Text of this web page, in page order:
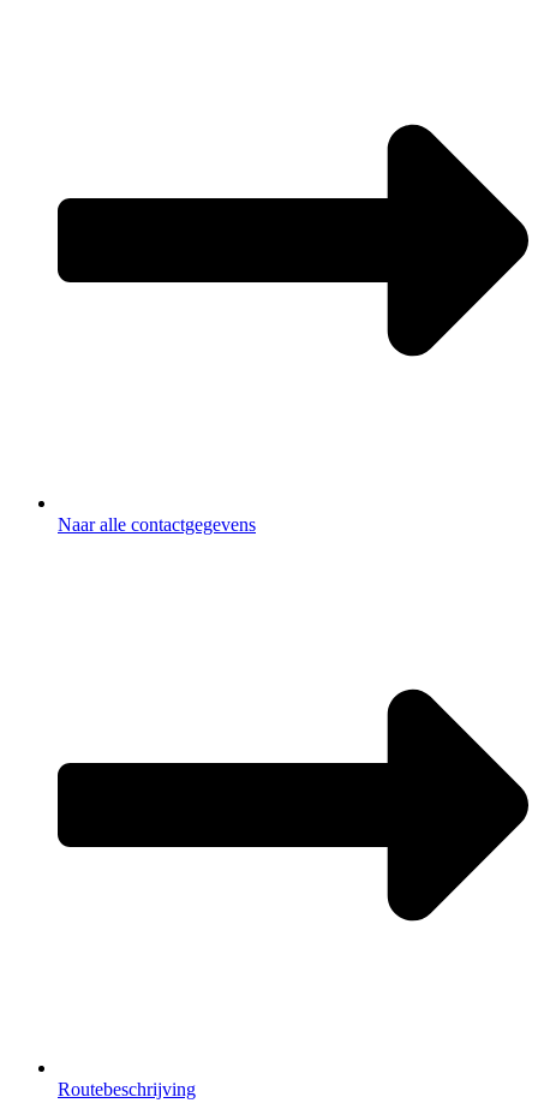
Naar alle contactgegevens
Routebeschrijving